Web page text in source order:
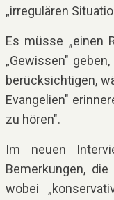
„irregulären
Es müsse „einen
„Gewissen"
berücksichtigen,
Evangelien"
zu hören".
Im neuen
Bemerkungen,
wobei